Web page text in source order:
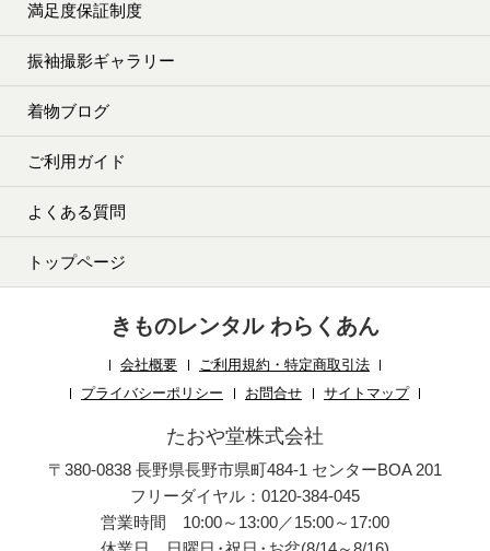
満足度保証制度
振袖撮影ギャラリー
着物ブログ
ご利用ガイド
よくある質問
トップページ
きものレンタル わらくあん
会社概要
ご利用規約・特定商取引法
プライバシーポリシー
お問合せ サイトマップ
たおや堂株式会社
〒380-0838 長野県長野市県町484-1 センターBOA 201
フリーダイヤル：0120-384-045
営業時間 10:00～13:00／15:00～17:00